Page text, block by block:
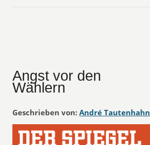
Angst vor den
Wählern
Geschrieben von: André Tautenhahn